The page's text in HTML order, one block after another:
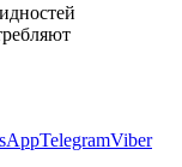
TelegramViber